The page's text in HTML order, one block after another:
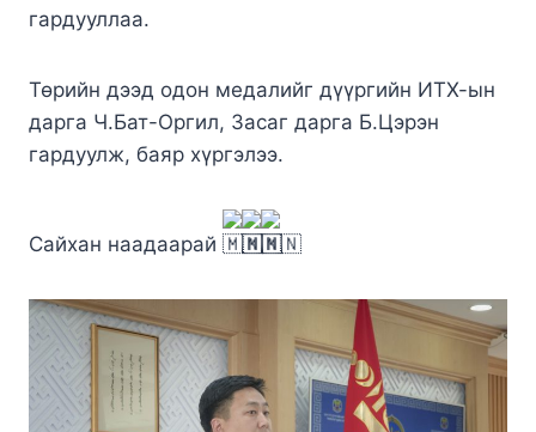
гардууллаа.
Төрийн дээд одон медалийг дүүргийн ИТХ-ын
дарга Ч.Бат-Оргил, Засаг дарга Б.Цэрэн
гардуулж, баяр хүргэлээ.
Сайхан наадаарай